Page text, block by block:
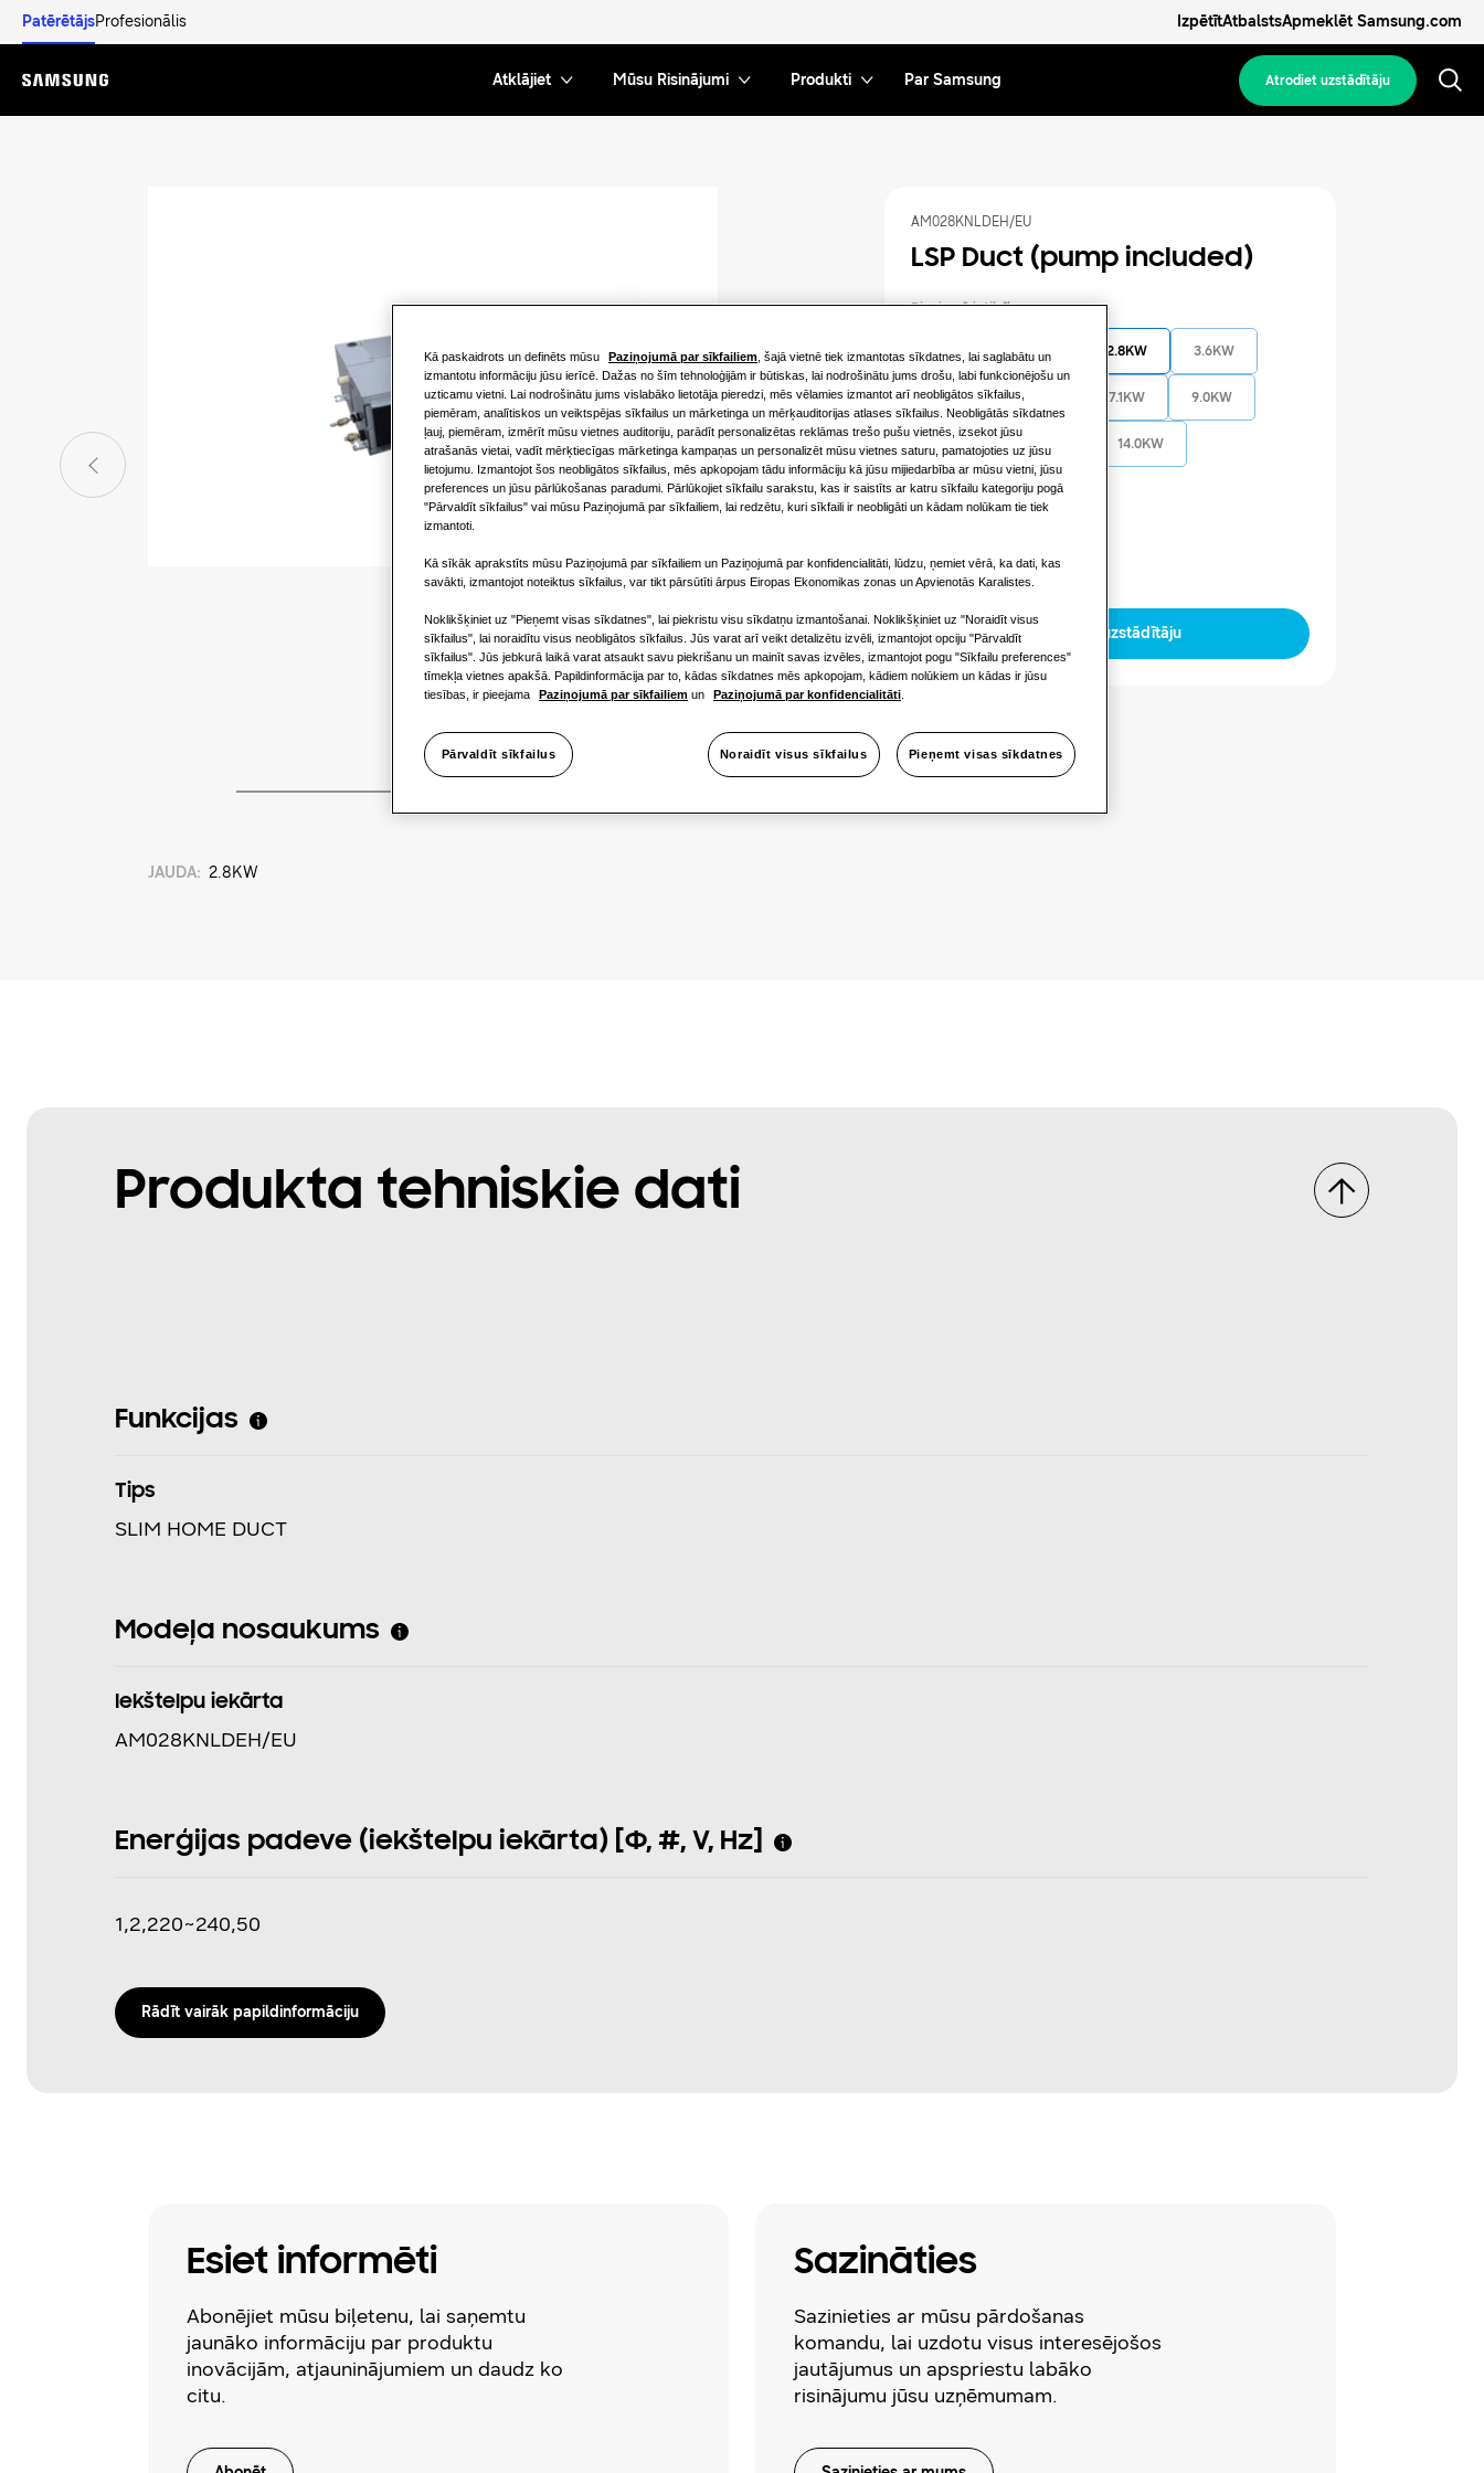
PatērētājsProfesionālis IzpētītAtbalstsApmeklēt Samsung.com
Menu
Atklājiet Mūsu Risinājumi Produkti Par Samsung Atrodiet uzstādītāju
JAUDA: 2.8KW
LSP Duct (pump included)
AM028KNLDEH/EU
Pieejamā ietilpība
1.7KW 2.2KW 2.8KW 3.6KW
4.5KW 5.6KW 7.1KW 9.0KW
11.2KW 12.8KW 14.0KW
Pieejamā jauda
Atrodiet uzstādītāju
Produkta tehniskie dati
Funkcijas
Tips
SLIM HOME DUCT
Modeļa nosaukums
Iekštelpu iekārta
AM028KNLDEH/EU
Enerģijas padeve (iekštelpu iekārta) [Φ, #, V, Hz]
1,2,220~240,50
Rādīt vairāk papildinformāciju
Esiet informēti
Abonējiet mūsu biļetenu, lai saņemtu
jaunāko informāciju par produktu
inovācijām, atjauninājumiem un daudz ko
citu.
Sazināties
Sazinieties ar mūsu pārdošanas
komandu, lai uzdotu visus interesējošos
jautājumus un apspriestu labāko
risinājumu jūsu uzņēmumam.
Kā paskaidrots un definēts mūsu Paziņojumā par sīkfailiem , šajā vietnē tiek izmantotas sīkdatnes, lai saglabātu un
izmantotu informāciju jūsu ierīcē. Dažas no šīm tehnoloģijām ir būtiskas, lai nodrošinātu jums drošu, labi funkcionējošu un
uzticamu vietni. Lai nodrošinātu jums vislabāko lietotāja pieredzi, mēs vēlamies izmantot arī neobligātos sīkfailus,
piemēram, analītiskos un veiktspējas sīkfailus un mārketinga un mērķauditorijas atlases sīkfailus. Neobligātās sīkdatnes
ļauj, piemēram, izmērīt mūsu vietnes auditoriju, parādīt personalizētas reklāmas trešo pušu vietnēs, izsekot jūsu
atrašanās vietai, vadīt mērķtiecīgas mārketinga kampaņas un personalizēt mūsu vietnes saturu, pamatojoties uz jūsu
lietojumu. Izmantojot šos neobligātos sīkfailus, mēs apkopojam tādu informāciju kā jūsu mijiedarbība ar mūsu vietni, jūsu
preferences un jūsu pārlūkošanas paradumi. Pārlūkojiet sīkfailu sarakstu, kas ir saistīts ar katru sīkfailu kategoriju pogā
"Pārvaldīt sīkfailus" vai mūsu Paziņojumā par sīkfailiem, lai redzētu, kuri sīkfaili ir neobligāti un kādam nolūkam tie tiek
izmantoti.
Kā sīkāk aprakstīts mūsu Paziņojumā par sīkfailiem un Paziņojumā par konfidencialitāti, lūdzu, ņemiet vērā, ka dati, kas
savākti, izmantojot noteiktus sīkfailus, var tikt pārsūtīti ārpus Eiropas Ekonomikas zonas un Apvienotās Karalistes.
Noklikšķiniet uz "Pieņemt visas sīkdatnes", lai piekristu visu sīkdatņu izmantošanai. Noklikšķiniet uz "Noraidīt visus
sīkfailus", lai noraidītu visus neobligātos sīkfailus. Jūs varat arī veikt detalizētu izvēli, izmantojot opciju "Pārvaldīt
sīkfailus". Jūs jebkurā laikā varat atsaukt savu piekrišanu un mainīt savas izvēles, izmantojot pogu "Sīkfailu preferences"
tīmekļa vietnes apakšā. Papildinformācija par to, kādas sīkdatnes mēs apkopojam, kādiem nolūkiem un kādas ir jūsu
tiesības, ir pieejama
Paziņojumā par sīkfailiem un Paziņojumā par konfidencialitāti
Pārvaldīt sīkfailus Noraidīt visus sīkfailus Pieņemt visas sīkdatnes